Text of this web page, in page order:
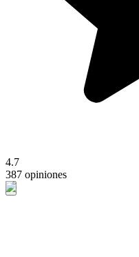
4.7
387 opiniones